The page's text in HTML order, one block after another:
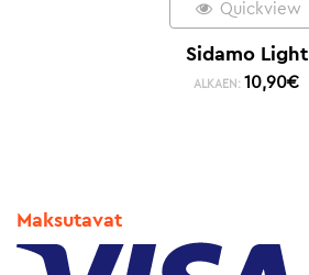
Quickview
Sidamo Light
ALKAEN: 10,90€
Maksutavat